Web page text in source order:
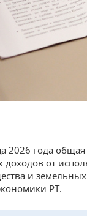
2026 года
доходов от
и
РТ.